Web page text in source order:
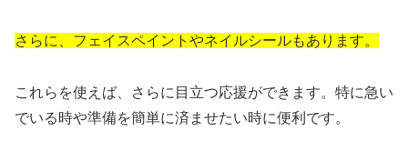
さらに、フェイスペイントやネイルシールもあります。
これらを使えば、さらに目立つ応援ができます。特に急い
でいる時や準備を簡単に済ませたい時に便利です。